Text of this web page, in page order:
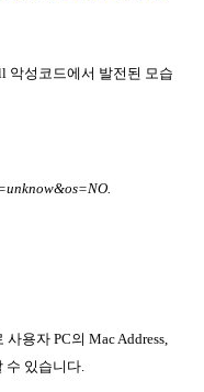
악성코드에서 발전된 모습
용자 PC의 Mac Address,
수 있습니다.